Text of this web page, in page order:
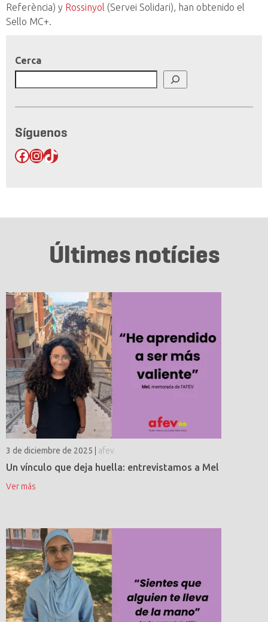
Referència) y Rossinyol (Servei Solidari), han obtenido el
Sello MC+.
Cerca
Síguenos
Facebook
Instagram
TikTok
Últimes notícies
3 de diciembre de 2025 afev
Un vínculo que deja huella: entrevistamos a Mel
Ver más